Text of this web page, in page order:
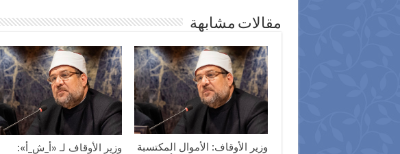
مقالات مشابهة
وزير الأوقاف: الأموال المكتسبة
وزير الأوقاف لـ «أ_ش_أ»: